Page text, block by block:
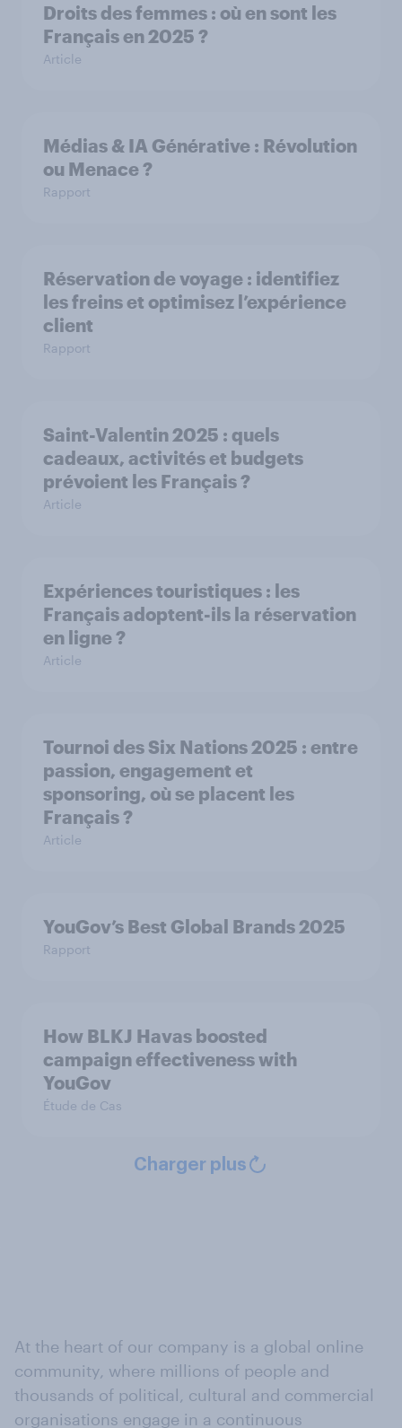
Droits des femmes : où en sont les
Français en 2025 ?
Article
Médias & IA Générative : Révolution
ou Menace ?
Rapport
Réservation de voyage : identifiez
les freins et optimisez l’expérience
client
Rapport
Saint-Valentin 2025 : quels
cadeaux, activités et budgets
prévoient les Français ?
Article
Expériences touristiques : les
Français adoptent-ils la réservation
en ligne ?
Article
Tournoi des Six Nations 2025 : entre
passion, engagement et
sponsoring, où se placent les
Français ?
Article
YouGov’s Best Global Brands 2025
Rapport
How BLKJ Havas boosted
campaign effectiveness with
YouGov
Étude de Cas
Charger plus
At the heart of our company is a global online
community, where millions of people and
thousands of political, cultural and commercial
organisations engage in a continuous